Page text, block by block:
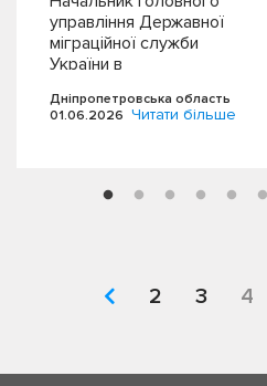
управління Державної
міграційної служби
України в
області Богдан Чегіль…
Дніпропетровська область
01.06.2026 Читати більше
2 3 4